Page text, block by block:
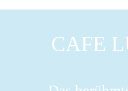
CAFE